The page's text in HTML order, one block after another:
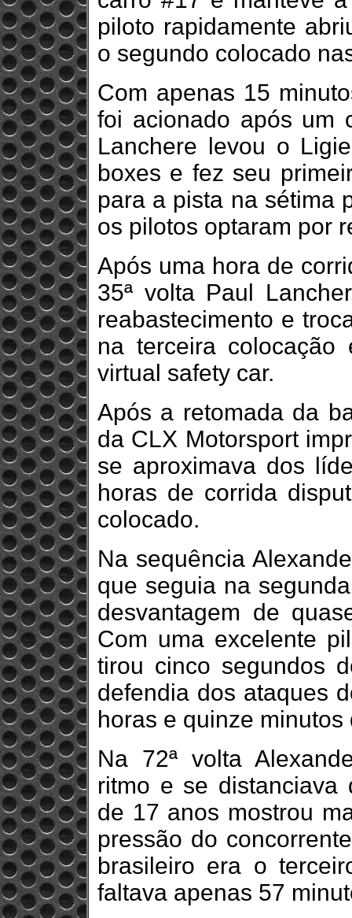
piloto rapidamente
o segundo colocado
Com apenas 15
foi acionado após um
Lanchere levou o
boxes e fez seu
para a pista na sétima
os pilotos optaram por
Após uma hora de
35ª volta Paul
reabastecimento e
na terceira
virtual safety car.
Após a retomada da
da CLX Motorsport
se aproximava dos
horas de corrida
colocado.
Na sequência
que seguia na
desvantagem de
Com uma excelente
tirou cinco segundos
defendia dos ataques
horas e quinze minutos
Na 72ª volta
ritmo e se distanciava
de 17 anos mostrou
pressão do
brasileiro era o
faltava apenas 57